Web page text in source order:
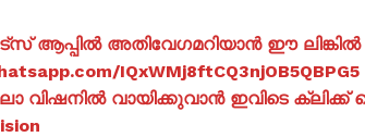
ആപ്പിൽ അതിവേഗമറിയാൻ ഈ
IQxWMj8ftCQ3njOB5QBPG5
വിഷനിൽ വായിക്കുവാൻ ഇവിടെ